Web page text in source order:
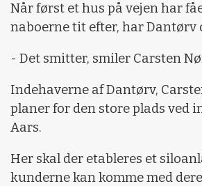
Når først et hus på vejen har
naboerne tit efter, har Dantørv
- Det smitter, smiler Carsten
Indehaverne af Dantørv,
planer for den store plads ved
Aars.
Her skal der etableres et
kunderne kan komme med